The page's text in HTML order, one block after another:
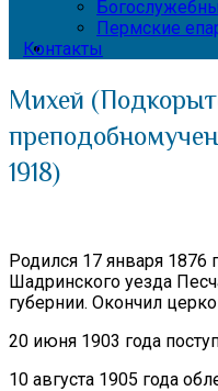
Пермские
Контакты
Михей
1918)
Родился 17 января 1876
Шадринского уезда
губернии. Окончил
20 июня 1903 года
10 августа 1905 года